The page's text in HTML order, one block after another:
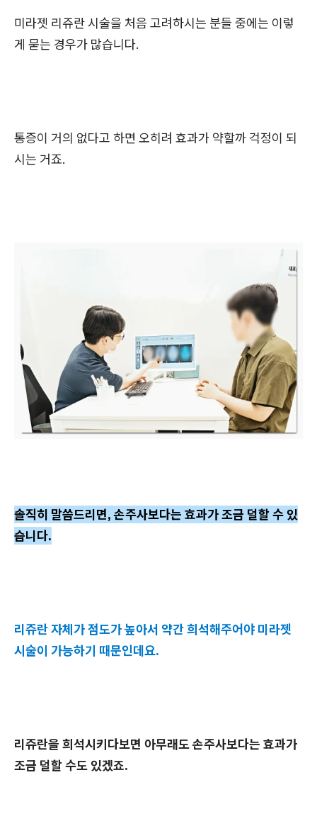
미라젯 리쥬란 시술을 처음 고려하시는 분들 중에는 이렇
게 묻는 경우가 많습니다.
통증이 거의 없다고 하면 오히려 효과가 약할까 걱정이 되
시는 거죠.
솔직히 말씀드리면, 손주사보다는 효과가 조금 덜할 수 있
습니다.
리쥬란 자체가 점도가 높아서 약간 희석해주어야 미라젯
시술이 가능하기 때문인데요.
리쥬란을 희석시키다보면 아무래도 손주사보다는 효과가
조금 덜할 수도 있겠죠.